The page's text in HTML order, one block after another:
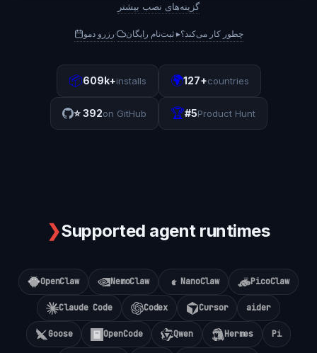
گزینه‌های نصب بیشتر
رزرو دمو· ثبت‌نام رایگان·▸چطور کار می‌کند؟
📦609k+installs 🌍127+countries
⭐392on GitHub 🏆#5Product Hunt
❯Supported agent runtimes
OpenClaw NemoClaw NanoClaw PicoClaw
Claude Code Codex Cursor aider
Goose OpenCode Qwen Hermes Pi